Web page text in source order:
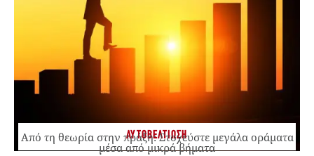
ΑΥΤΟΒΕΛΤΙΩΣΗ
Από τη θεωρία στην πράξη: Στοχεύστε μεγάλα οράματα
μέσα από μικρά βήματα